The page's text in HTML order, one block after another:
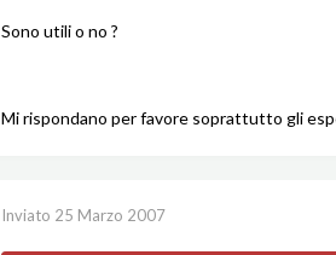
Sono utili o no ?
Mi rispondano per favore soprattutto gli
Inviato 25 Marzo 2007